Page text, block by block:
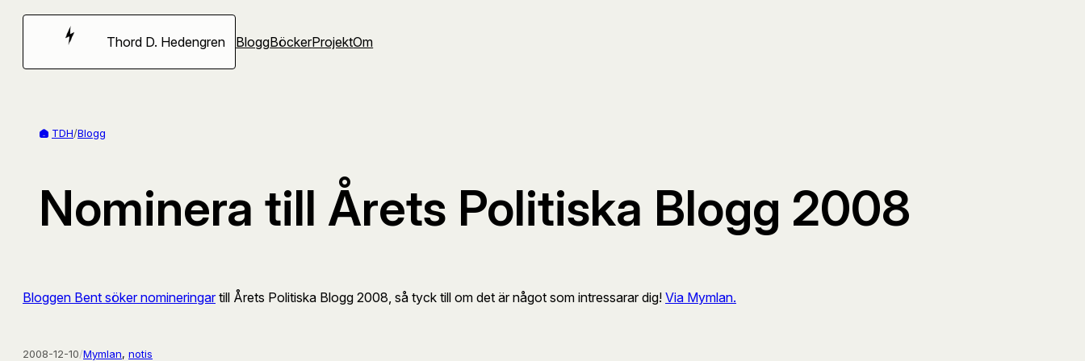
Hoppa
Thord D. Hedengren BloggBöckerProjektOm
TDH/Blogg
Nominera till Årets Politiska Blogg 2008
Bloggen Bent söker nomineringar till Årets Politiska Blogg 2008, så tyck till om det är något som intressarar dig! Via Mymlan.
2008-12-10/Mymlan, notis